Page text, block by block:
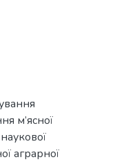
м’ясної
аграрної